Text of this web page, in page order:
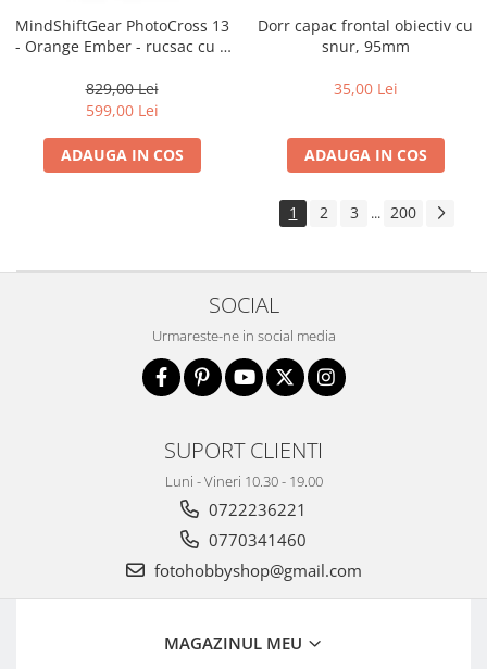
MindShiftGear PhotoCross 13
- Orange Ember - rucsac cu o
829,00 Lei
599,00 Lei
ADAUGA IN COS
Dorr capac frontal obiectiv cu
snur, 95mm
35,00 Lei
ADAUGA IN COS
1 2 3 ... 200
SOCIAL
Urmareste-ne in social media
SUPORT CLIENTI
Luni - Vineri 10.30 - 19.00
0722236221
0770341460
fotohobbyshop@gmail.com
MAGAZINUL MEU